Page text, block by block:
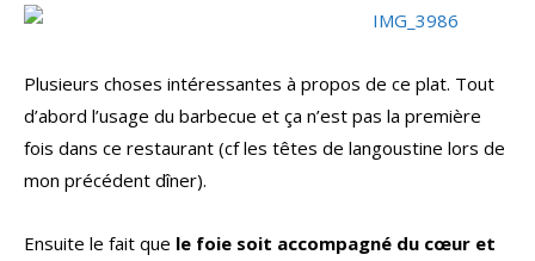
Plusieurs choses intéressantes à propos de ce plat. Tout
d’abord l’usage du barbecue et ça n’est pas la première
fois dans ce restaurant (cf les têtes de langoustine lors de
mon précédent dîner).
Ensuite le fait que le foie soit accompagné du cœur et